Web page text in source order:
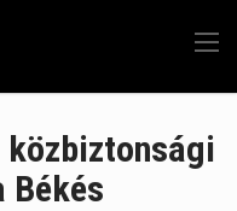
Békés